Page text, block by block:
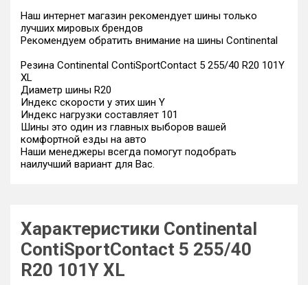
Наш интернет магазин рекомендует шины только
лучших мировых брендов
Рекомендуем обратить внимание на шины Continental
Резина Continental ContiSportContact 5 255/40 R20 101Y
XL
Диаметр шины R20
Индекс скорости у этих шин Y
Индекс нагрузки составляет 101
Шины это один из главных выборов вашей
комфортной езды на авто
Наши менеджеры всегда помогут подобрать
наилучший вариант для Вас.
Характеристики Continental
ContiSportContact 5 255/40
R20 101Y XL